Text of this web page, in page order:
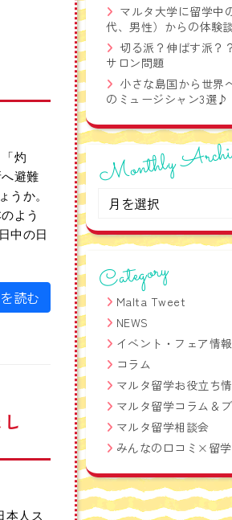
える英語フレーズ集！
灼
避難
うか。
よう
中の日
読む
本人ス
マルタ大学に留学中
代、男性）からの体験
切る派？伸ばす派？
サロン問題
小さな島国から世界
のミュージシャン3選♪
Monthly
Monthly
Archives
Category
Malta Tweet
NEWS
イベント・フェア情報
コラム
マルタ留学お役立ち
マルタ留学コラム＆
マルタ留学相談会
みんなの口コミ×留学